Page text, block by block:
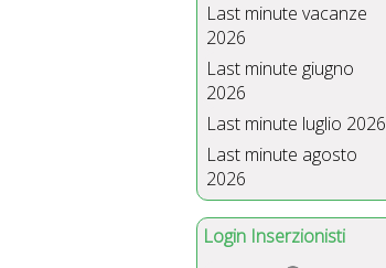
Last minute vacanze
2026
Last minute giugno
2026
Last minute luglio 2026
Last minute agosto
2026
Login Inserzionisti